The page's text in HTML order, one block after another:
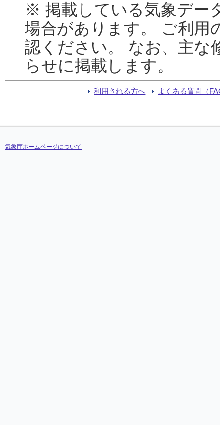
※ 掲載している気象デー
場合があります。 ご利用
認ください。 なお、主な
らせに掲載します。
利用される方へ よくある質問（
気象庁ホームページについて